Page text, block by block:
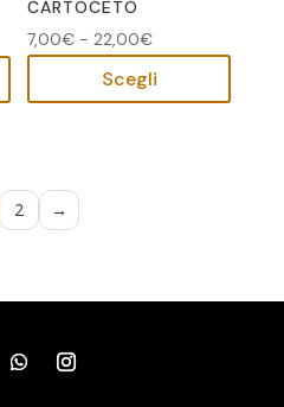
prodotto
varianti.
Le
nella
CARTOCETO
7,00€ - 22,00€Fascia
di
prezzo:
Scegli
2 →